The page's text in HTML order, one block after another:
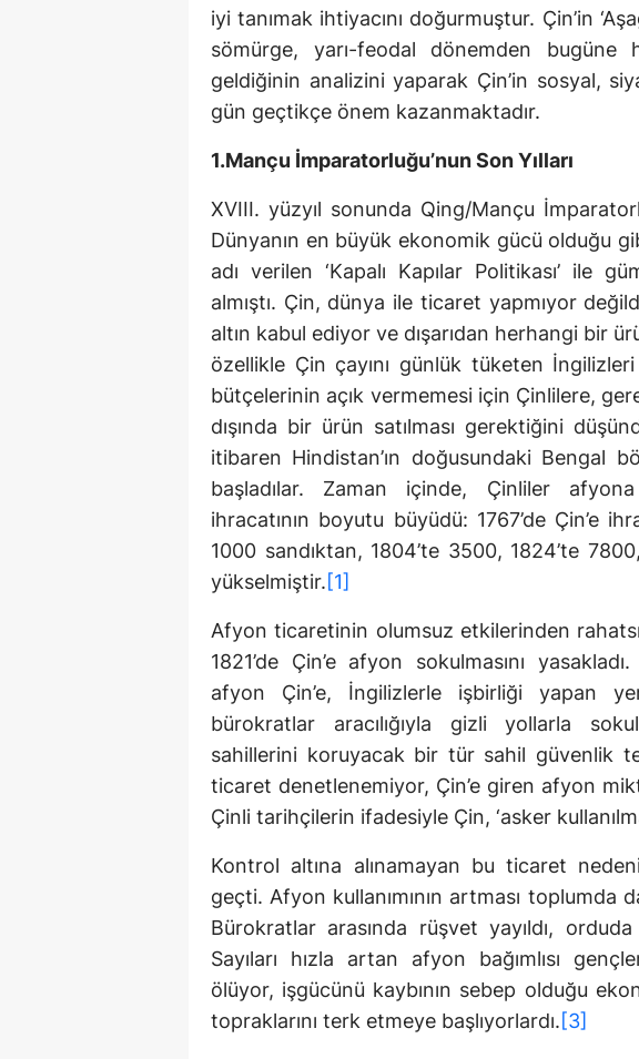
iyi tanımak ihtiyacını doğurmuştur. Çin’in
sömürge, yarı-feodal dönemden bugüne
geldiğinin analizini yaparak Çin’in sosyal,
gün geçtikçe önem kazanmaktadır.
1.Mançu İmparatorluğu’nun Son Yılları
XVIII. yüzyıl sonunda Qing/Mançu
Dünyanın en büyük ekonomik gücü olduğu
adı verilen ‘Kapalı Kapılar Politikası’ ile
almıştı. Çin, dünya ile ticaret yapmıyor
altın kabul ediyor ve dışarıdan herhangi bir
özellikle Çin çayını günlük tüketen
bütçelerinin açık vermemesi için Çinlilere,
dışında bir ürün satılması gerektiğini
itibaren Hindistan’ın doğusundaki Bengal
başladılar. Zaman içinde, Çinliler afyona
ihracatının boyutu büyüdü: 1767’de Çin’e
1000 sandıktan, 1804’te 3500, 1824’te
yükselmiştir.[1]
Afyon ticaretinin olumsuz etkilerinden
1821’de Çin’e afyon sokulmasını
afyon Çin’e, İngilizlerle işbirliği yapan
bürokratlar aracılığıyla gizli yollarla
sahillerini koruyacak bir tür sahil güvenlik
ticaret denetlenemiyor, Çin’e giren afyon
Çinli tarihçilerin ifadesiyle Çin, ‘asker
Kontrol altına alınamayan bu ticaret
geçti. Afyon kullanımının artması toplumda
Bürokratlar arasında rüşvet yayıldı,
Sayıları hızla artan afyon bağımlısı
ölüyor, işgücünü kaybının sebep olduğu
topraklarını terk etmeye başlıyorlardı.[3]